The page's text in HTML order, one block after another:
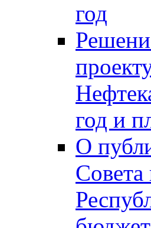
год
год и
О
Совета